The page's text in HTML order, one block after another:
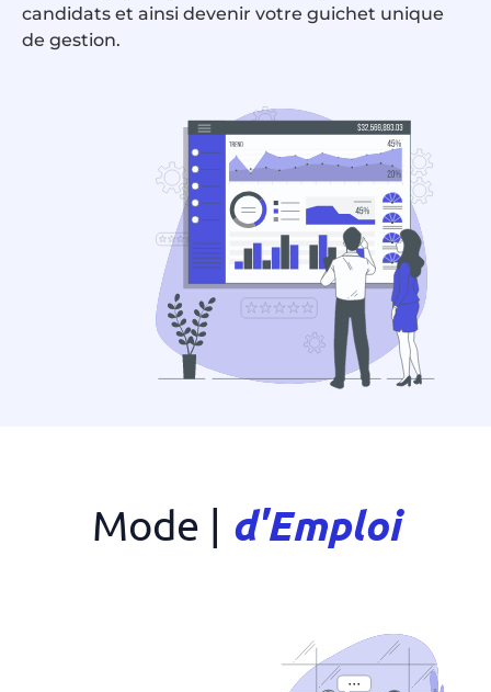
candidats et ainsi devenir votre guichet unique
de gestion.
Mode d'Emploi